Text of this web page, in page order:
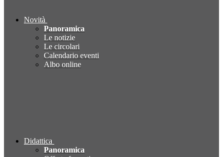
Novità
Panoramica
Le notizie
Le circolari
Calendario eventi
Albo online
Didattica
Panoramica